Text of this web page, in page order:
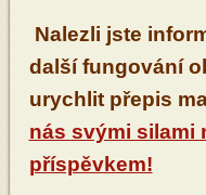
Nalezli jste
další fungování
urychlit přepis
nás svými silami
příspěvkem!